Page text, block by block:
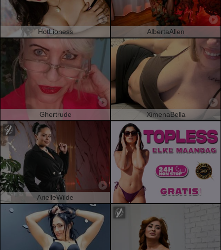
HotLioness AlbertaAllen
Ghertrude XimenaBella
ArielleWilde